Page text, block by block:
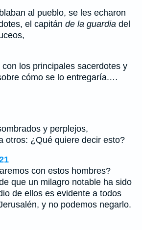
al pueblo, se les echaron
el capitán de la guardia del
los principales sacerdotes y
cómo se lo entregaría.…
y perplejos,
otros: ¿Qué quiere decir esto?
con estos hombres?
que un milagro notable ha sido
de ellos es evidente a todos
y no podemos negarlo.